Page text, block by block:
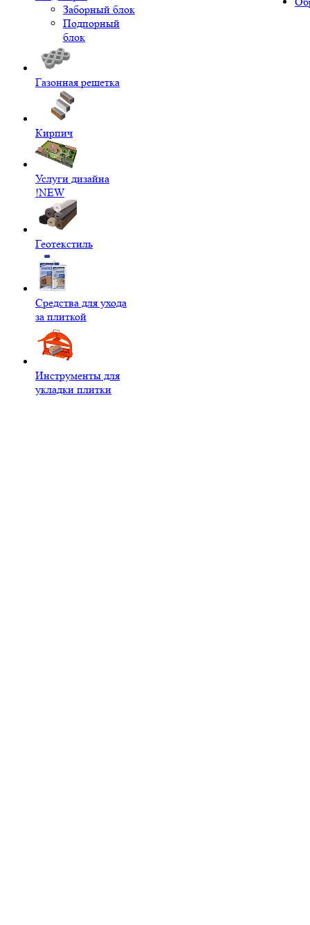
Заборный блок
Подпорный
блок
Газонная решетка
Кирпич
Услуги дизайна
!NEW
Геотекстиль
Средства для ухода
за плиткой
Инструменты для
укладки плитки